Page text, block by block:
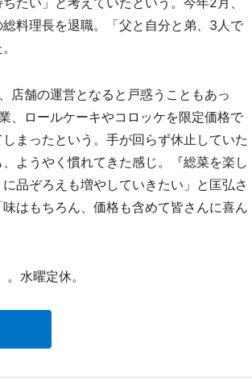
料理長を退職。「父と自分と弟、3人で
舗の運営となると戸惑うこともあっ
、ロールケーキやコロッケを限定価格で
まったという。手が回らず休止していた
ようやく慣れてきた感じ。『総菜を楽し
品ぞろえも増やしていきたい」と匡弘さ
はもちろん、価格も含めて皆さんに喜ん
水曜定休。